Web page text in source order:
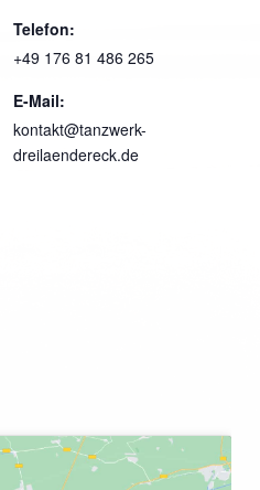
Telefon:
+49 176 81 486 265
E-Mail:
kontakt@tanzwerk-
dreilaendereck.de